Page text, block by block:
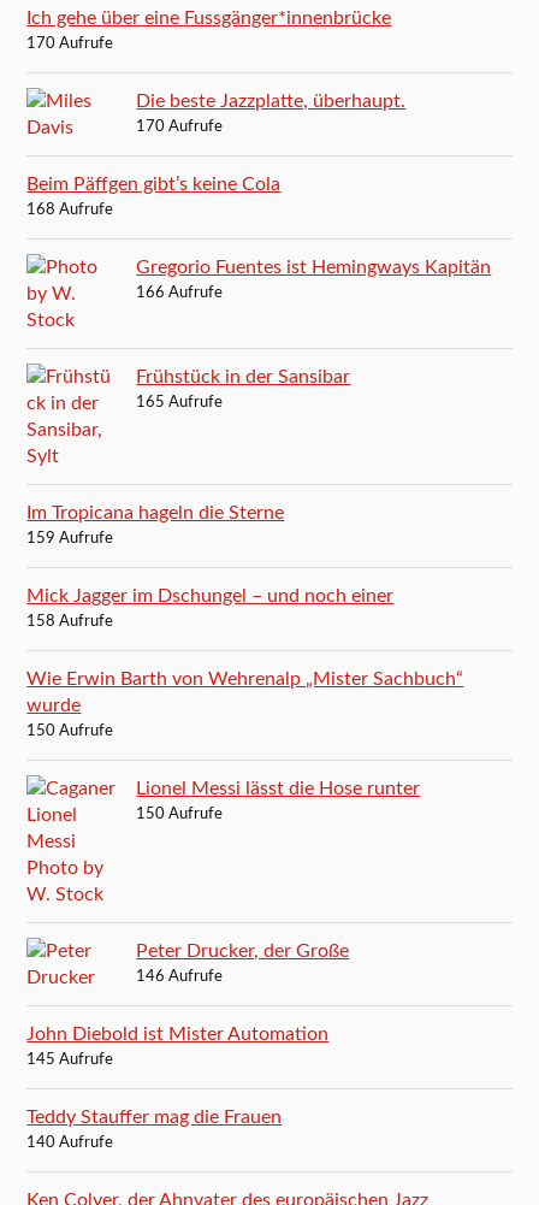
Ich gehe über eine Fussgänger*innenbrücke
170 Aufrufe
Die beste Jazzplatte, überhaupt.
170 Aufrufe
Beim Päffgen gibt’s keine Cola
168 Aufrufe
Gregorio Fuentes ist Hemingways Kapitän
166 Aufrufe
Frühstück in der Sansibar
165 Aufrufe
Im Tropicana hageln die Sterne
159 Aufrufe
Mick Jagger im Dschungel – und noch einer
158 Aufrufe
Wie Erwin Barth von Wehrenalp „Mister Sachbuch“
wurde
150 Aufrufe
Lionel Messi lässt die Hose runter
150 Aufrufe
Peter Drucker, der Große
146 Aufrufe
John Diebold ist Mister Automation
145 Aufrufe
Teddy Stauffer mag die Frauen
140 Aufrufe
Ken Colyer, der Ahnvater des europäischen Jazz